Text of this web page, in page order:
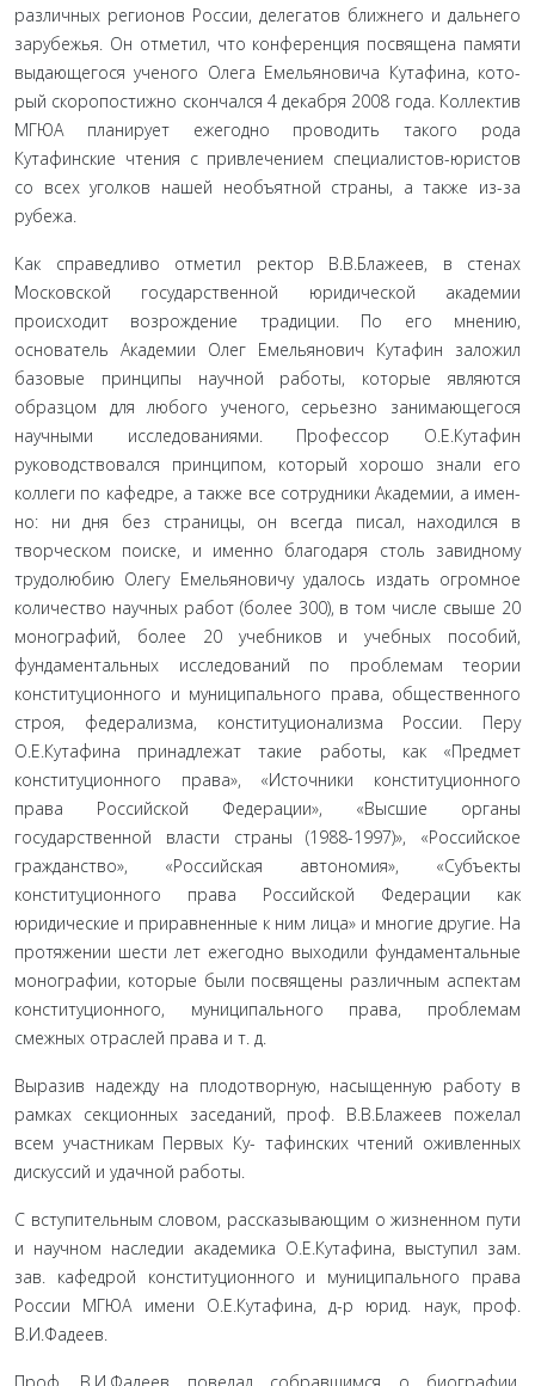
различных регионов России, делегатов ближнего и дальнего
зарубежья. Он отме­тил, что конференция посвящена памяти
выдающе­гося ученого Олега Емельяновича Кутафина, кото­
рый скоропостижно скончался 4 декабря 2008 года. Коллектив
МГЮА планирует ежегодно проводить такого рода
Кутафинские чтения с привлечением специалистов-юристов
со всех уголков нашей необъ­ятной страны, а также из-за
рубежа.
Как справедливо отметил ректор В.В.Блажеев, в стенах
Московской государственной юридической академии
происходит возрождение традиции. По его мнению,
основатель Академии Олег Емельяно­вич Кутафин заложил
базовые принципы научной работы, которые являются
образцом для любого уче­ного, серьезно занимающегося
научными исследова­ниями. Профессор О.Е.Кутафин
руководствовался принципом, который хорошо знали его
коллеги по кафедре, а также все сотрудники Академии, а имен­
но: ни дня без страницы, он всегда писал, находился в
творческом поиске, и именно благодаря столь завид­ному
трудолюбию Олегу Емельяновичу удалось из­дать огромное
количество научных работ (более 300), в том числе свыше 20
монографий, более 20 учебни­ков и учебных пособий,
фундаментальных исследо­ваний по проблемам теории
конституционного и муниципального права, общественного
строя, фе­дерализма, конституционализма России. Перу
О.Е.Кутафина принадлежат такие работы, как «Пред­мет
конституционного права», «Источники консти­туционного
права Российской Федерации», «Высшие органы
государственной власти страны (1988-1997)», «Российское
гражданство», «Российская автономия», «Субъекты
конституционного права Российской Фе­дерации как
юридические и приравненные к ним лица» и многие другие. На
протяжении шести лет ежегодно выходили фундаментальные
монографии, которые были посвящены различным аспектам
кон­ституционного, муниципального права, проблемам
смежных отраслей права и т. д.
Выразив надежду на плодотворную, насыщен­ную работу в
рамках секционных заседаний, проф. В.В.Блажеев пожелал
всем участникам Первых Ку- тафинских чтений оживленных
дискуссий и удачной работы.
С вступительным словом, рассказывающим о жизненном пути
и научном наследии акаде­мика О.Е.Кутафина, выступил зам.
зав. кафедрой конституционного и муниципального права
Рос­сии МГЮА имени О.Е.Кутафина, д-р юрид. наук, проф.
В.И.Фадеев.